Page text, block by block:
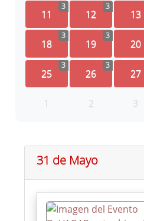
11
3
12
3
13
18
3
19
3
20
25
3
26
3
27
1 2 3
31 de Mayo